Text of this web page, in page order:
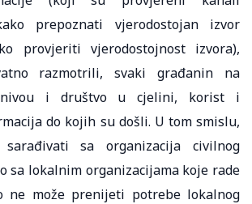
prepoznati vjerodostojan izvor
provjeriti vjerodostojnost izvora),
razmotrili, svaki građanin na
nivou i društvo u cjelini, korist i
do kojih su došli. U tom smislu,
sa organizacija civilnog
sa lokalnim organizacijama koje rade
ne može prenijeti potrebe lokalnog